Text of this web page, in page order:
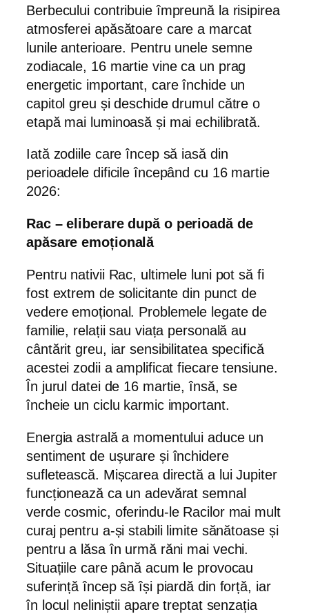
Berbecului contribuie împreună la risipirea
atmosferei apăsătoare care a marcat
lunile anterioare. Pentru unele semne
zodiacale, 16 martie vine ca un prag
energetic important, care închide un
capitol greu și deschide drumul către o
etapă mai luminoasă și mai echilibrată.
Iată zodiile care încep să iasă din
perioadele dificile începând cu 16 martie
2026:
Rac – eliberare după o perioadă de
apăsare emoțională
Pentru nativii Rac, ultimele luni pot să fi
fost extrem de solicitante din punct de
vedere emoțional. Problemele legate de
familie, relații sau viața personală au
cântărit greu, iar sensibilitatea specifică
acestei zodii a amplificat fiecare tensiune.
În jurul datei de 16 martie, însă, se
încheie un ciclu karmic important.
Energia astrală a momentului aduce un
sentiment de ușurare și închidere
sufletească. Mișcarea directă a lui Jupiter
funcționează ca un adevărat semnal
verde cosmic, oferindu-le Racilor mai mult
curaj pentru a-și stabili limite sănătoase și
pentru a lăsa în urmă răni mai vechi.
Situațiile care până acum le provocau
suferință încep să își piardă din forță, iar
în locul neliniștii apare treptat senzația